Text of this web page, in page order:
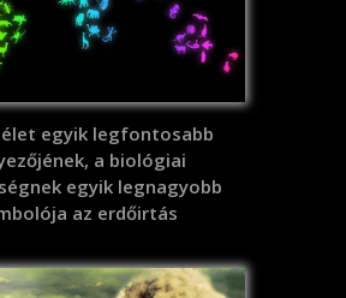
egyik legfontosabb
a biológiai
egyik legnagyobb
az erdőirtás